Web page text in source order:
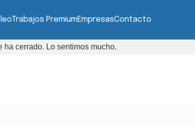
Trabajos PremiumEmpresasContacto
ha cerrado. Lo sentimos mucho.